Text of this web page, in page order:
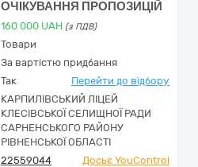
ОЧІКУВАННЯ ПРОПОЗИЦІЙ
160 000 UAH (з ПДВ)
Товари
За вартістю придбання
Так Перейти до відбору
КАРПИЛІВСЬКИЙ ЛІЦЕЙ
КЛЕСІВСЬКОЇ СЕЛИЩНОЇ РАДИ
САРНЕНСЬКОГО РАЙОНУ
РІВНЕНСЬКОЇ ОБЛАСТІ
22559044
Досьє YouControl